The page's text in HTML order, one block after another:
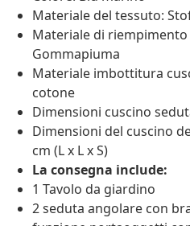
Materiale del tessuto:
Materiale di
Gommapiuma
Materiale imbottitura
cotone
Dimensioni cuscino
Dimensioni del cuscino
cm (L x L x S)
La consegna include:
1 Tavolo da giardino
2 seduta angolare con